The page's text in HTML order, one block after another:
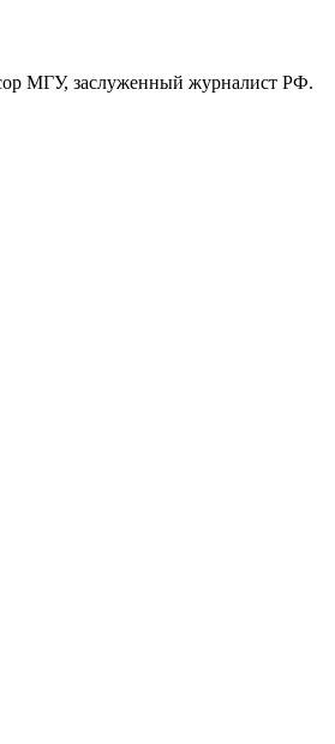
МГУ, заслуженный журналист РФ.